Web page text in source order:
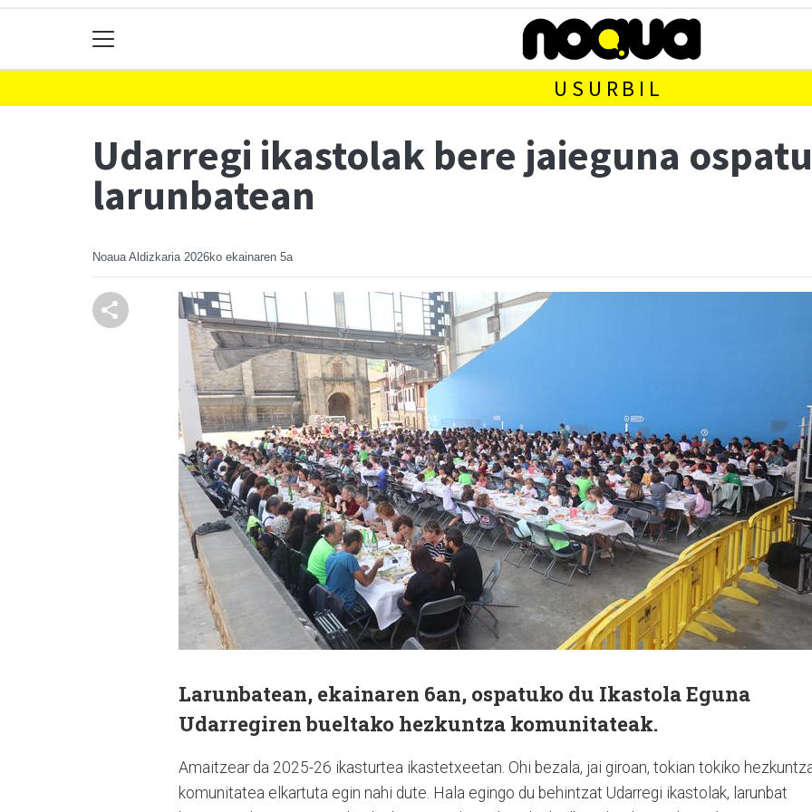
USURBIL
Udarregi ikastolak bere jaieguna
larunbatean
Noaua Aldizkaria 2026ko ekainaren 5a
Larunbatean, ekainaren 6an, ospatuko du Ikastola Eguna
Udarregiren bueltako hezkuntza komunitateak.
Amaitzear da 2025-26 ikasturtea ikastetxeetan. Ohi bezala, jai giroan, tokian tokiko
komunitatea elkartuta egin nahi dute. Hala egingo du behintzat Udarregi ikastolak, larunbat